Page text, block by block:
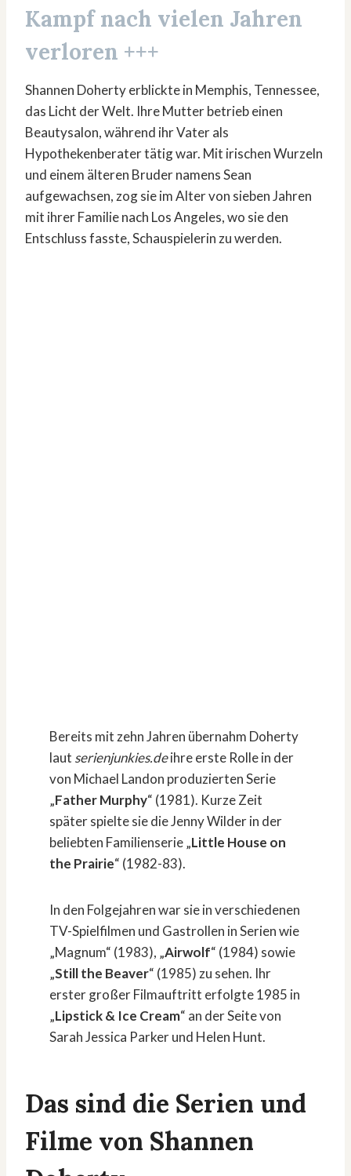
Kampf nach vielen Jahren
verloren +++
Shannen Doherty erblickte in Memphis, Tennessee,
das Licht der Welt. Ihre Mutter betrieb einen
Beautysalon, während ihr Vater als
Hypothekenberater tätig war. Mit irischen Wurzeln
und einem älteren Bruder namens Sean
aufgewachsen, zog sie im Alter von sieben Jahren
mit ihrer Familie nach Los Angeles, wo sie den
Entschluss fasste, Schauspielerin zu werden.
Bereits mit zehn Jahren übernahm Doherty
laut serienjunkies.deihre erste Rolle in der
von Michael Landon produzierten Serie
„Father Murphy“ (1981). Kurze Zeit
später spielte sie die Jenny Wilder in der
beliebten Familienserie „Little House on
the Prairie“ (1982-83).
In den Folgejahren war sie in verschiedenen
TV-Spielfilmen und Gastrollen in Serien wie
„Magnum“ (1983), „Airwolf“ (1984) sowie
„Still the Beaver“ (1985) zu sehen. Ihr
erster großer Filmauftritt erfolgte 1985 in
„Lipstick & Ice Cream“ an der Seite von
Sarah Jessica Parker und Helen Hunt.
Das sind die Serien und
Filme von Shannen